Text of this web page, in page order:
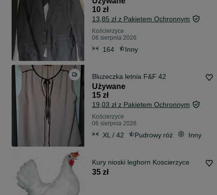
10 zł
13,85 zł z Pakietem Ochronnym
Kościerzyce
06 sierpnia 2026
164 Inny
Bluzeczka letnia F&F 42
Używane
15 zł
19,03 zł z Pakietem Ochronnym
Kościerzyce
06 sierpnia 2026
XL / 42 Pudrowy róż Inny
Kury nioski leghorn Koscierzyce
35 zł